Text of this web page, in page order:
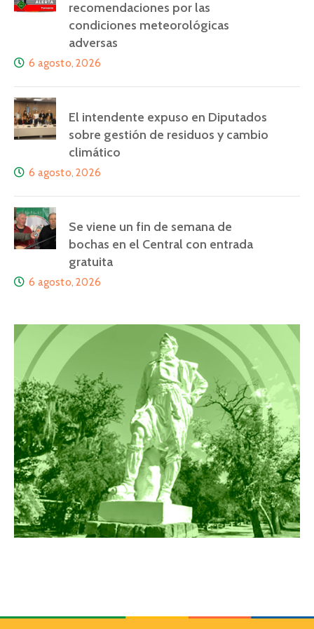
recomendaciones por las
condiciones meteorológicas
adversas
6 agosto, 2026
El intendente expuso en Diputados
sobre gestión de residuos y cambio
climático
6 agosto, 2026
Se viene un fin de semana de
bochas en el Central con entrada
gratuita
6 agosto, 2026